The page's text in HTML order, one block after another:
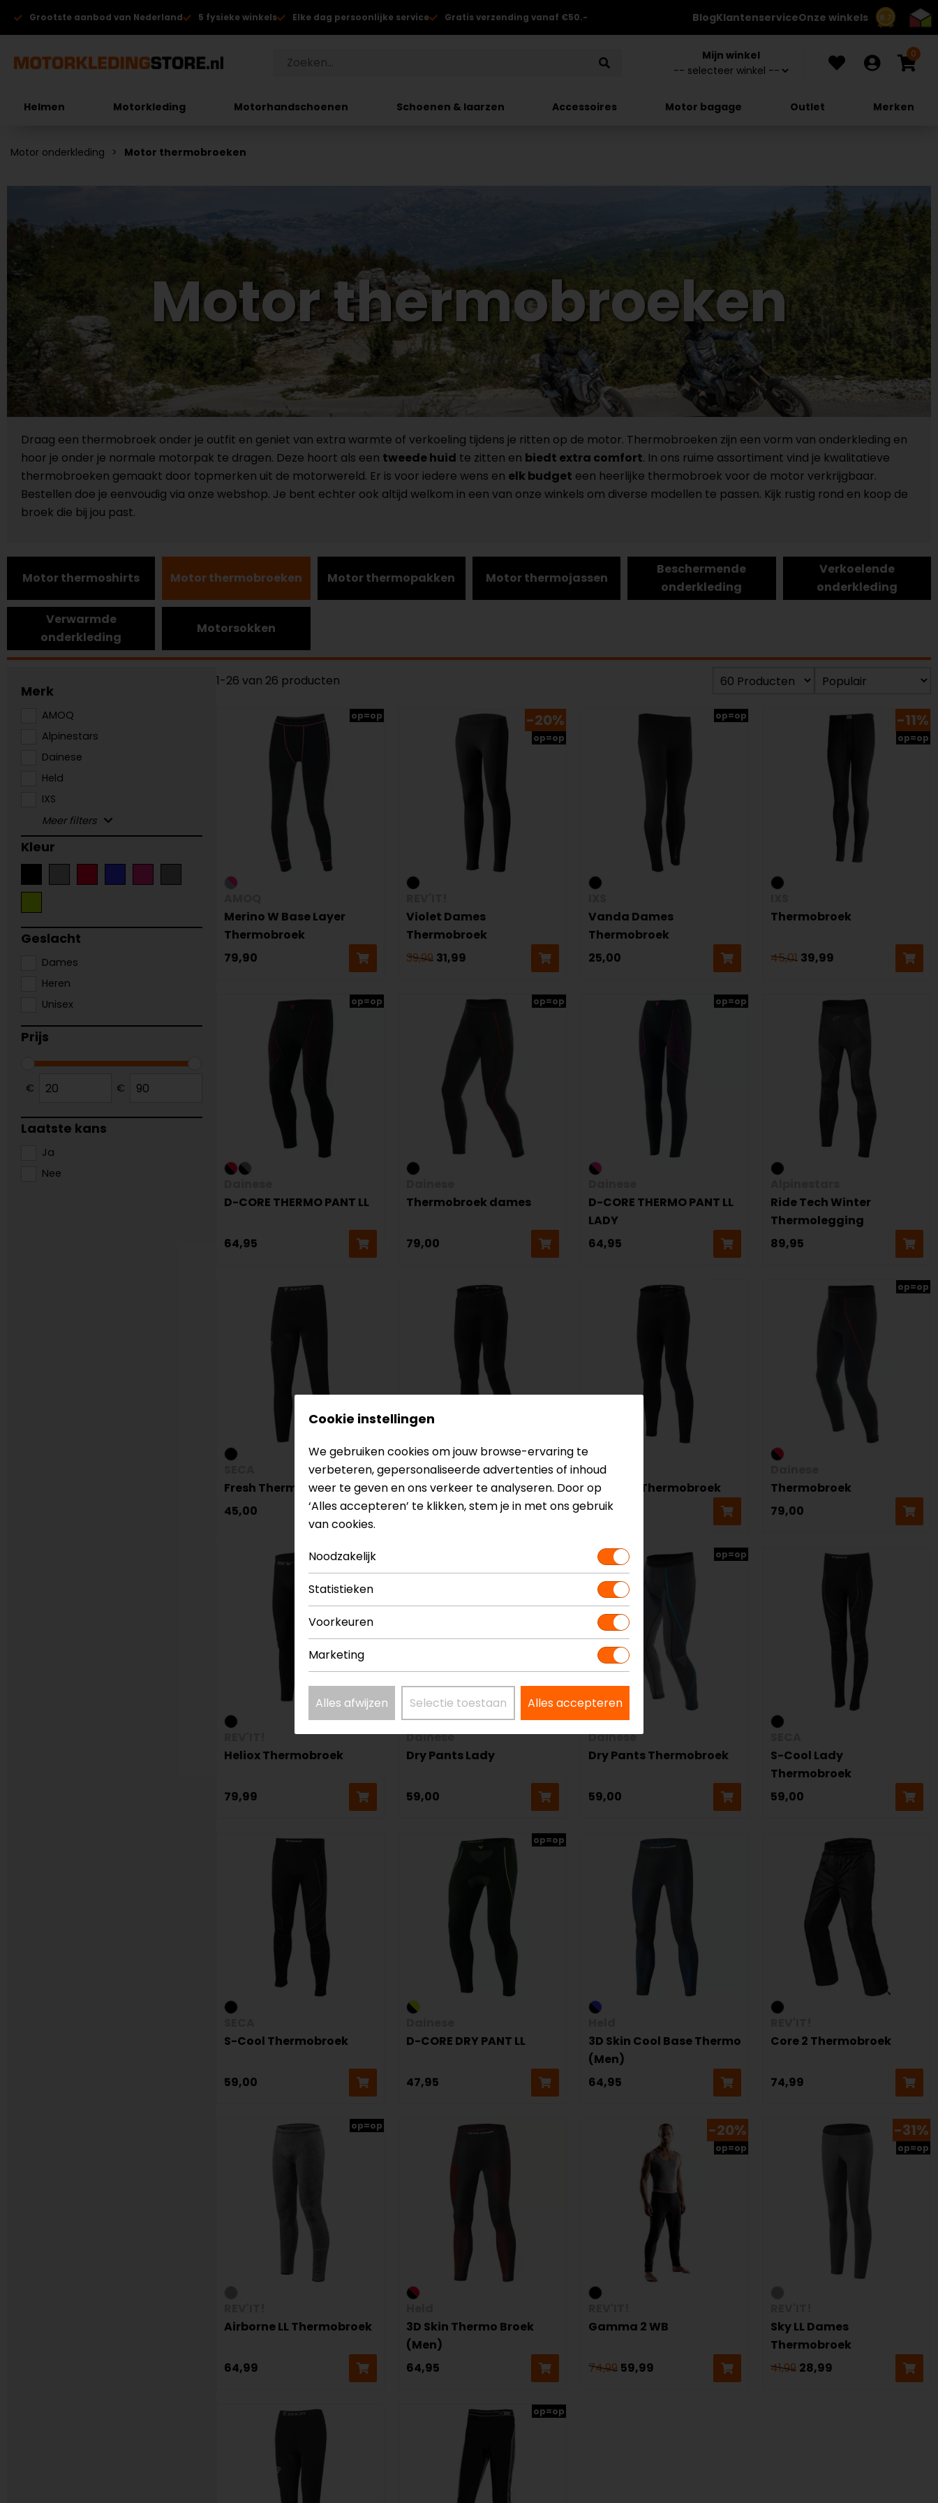
8.7
Grootste aanbod van Nederland 5 fysieke winkels Elke dag persoonlijke service Gratis verzending vanaf €50.- BlogKlantenserviceOnze winkels
Mijn winkel 0
Helmen Motorkleding Motorhandschoenen Schoenen & laarzen Accessoires Motor bagage Outlet Merken
Motor onderkleding Motor thermobroeken
Motor thermobroeken
Draag een thermobroek onder je outfit en geniet van extra warmte of verkoeling tijdens je ritten op de motor. Thermobroeken zijn een vorm van onderkleding en
hoor je onder je normale motorpak te dragen. Deze hoort als een tweede huid te zitten en biedt extra comfort. In ons ruime assortiment vind je kwalitatieve
thermobroeken gemaakt door topmerken uit de motorwereld. Er is voor iedere wens en elk budget een heerlijke thermobroek voor de motor verkrijgbaar.
Bestellen doe je eenvoudig via onze webshop. Je bent echter ook altijd welkom in een van onze winkels om diverse modellen te passen. Kijk rustig rond en koop de
broek die bij jou past.
Motor thermoshirts Motor thermobroeken Motor thermopakken Motor thermojassen
Beschermende
onderkleding
Verkoelende
onderkleding
Verwarmde
onderkleding
Motorsokken
Merk
AMOQ
Alpinestars
Dainese
Held
IXS
Kleur
Geslacht
Dames
Heren
Unisex
Prijs
€ €
Laatste kans
Ja
Nee
1-26 van 26 producten
op=op
Merino W Base Layer
Thermobroek
79,90
-20%
op=op
Violet Dames
Thermobroek
39,99 31,99
op=op
Vanda Dames
Thermobroek
25,00
-11%
op=op
Thermobroek
45,01 39,99
op=op
D-CORE THERMO PANT LL
64,95
op=op
Thermobroek dames
79,00
op=op
D-CORE THERMO PANT LL
LADY
64,95
Ride Tech Winter
Thermolegging
89,95
Fresh Thermobroek
45,00
REV'IT!
Airborne 2 Thermobroek
47,99
REV'IT!
Thermic Thermobroek
57,99
op=op
Thermobroek
79,00
Heliox Thermobroek
79,99
Dainese
Dry Pants Lady
59,00
op=op
Dainese
Dry Pants Thermobroek
59,00
S-Cool Lady
Thermobroek
59,00
S-Cool Thermobroek
59,00
op=op
D-CORE DRY PANT LL
47,95
3D Skin Cool Base Thermo
(Men)
64,95
Core 2 Thermobroek
74,99
op=op
Airborne LL Thermobroek
64,99
3D Skin Thermo Broek
(Men)
64,95
-20%
op=op
Gamma 2 WB
74,99 59,99
-31%
op=op
Sky LL Dames
Thermobroek
41,99 28,99
op=op
Cookie instellingen
We gebruiken cookies om jouw browse-ervaring te
verbeteren, gepersonaliseerde advertenties of inhoud
weer te geven en ons verkeer te analyseren. Door op
‘Alles accepteren’ te klikken, stem je in met ons gebruik
van cookies.
Noodzakelijk
Statistieken
Voorkeuren
Marketing
Alles afwijzen Selectie toestaan Alles accepteren